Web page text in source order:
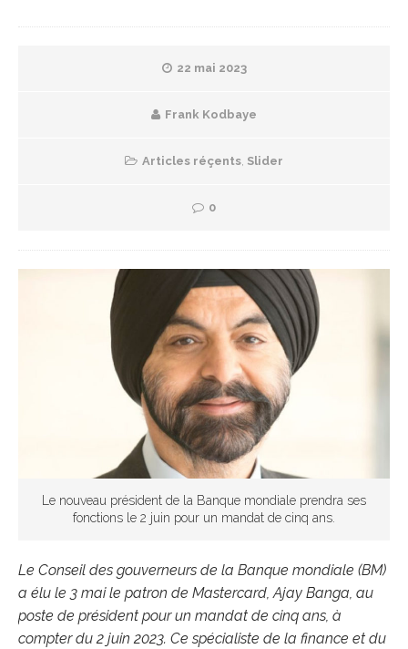
22 mai 2023
Frank Kodbaye
Articles réçents, Slider
0
Le nouveau président de la Banque mondiale prendra ses
fonctions le 2 juin pour un mandat de cinq ans.
Le Conseil des gouverneurs de la Banque mondiale (BM)
a élu le 3 mai le patron de Mastercard, Ajay Banga, au
poste de président pour un mandat de cinq ans, à
compter du 2 juin 2023. Ce spécialiste de la finance et du